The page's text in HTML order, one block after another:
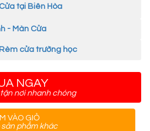
tại Biên Hòa
- Màn Cửa
cửa trường học
NGAY
nơi nhanh chóng
VÀO GIỎ
phẩm khác